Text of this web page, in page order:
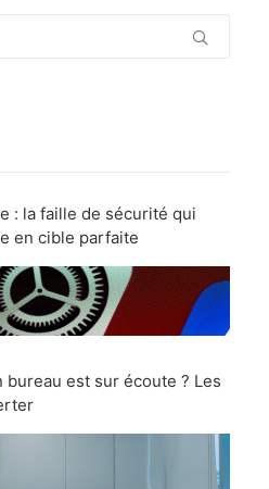
: la faille de sécurité qui
en cible parfaite
bureau est sur écoute ? Les